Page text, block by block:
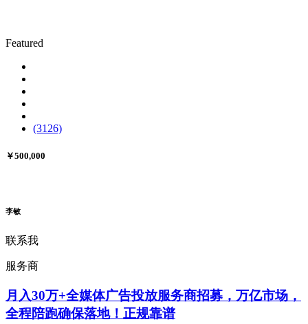
Featured
(3126)
￥500,000
李敏
联系我
服务商
月入30万+全媒体广告投放服务商招募，万亿市场，
全程陪跑确保落地！正规靠谱